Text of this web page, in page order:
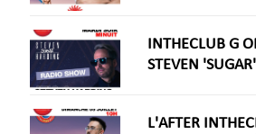
INTHECLUB G
STEVEN 'SUGAR'
L'AFTER